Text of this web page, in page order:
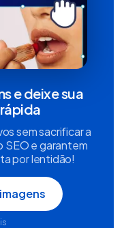
e deixe sua
sem sacrificar a
SEO e garantem
por lentidão!